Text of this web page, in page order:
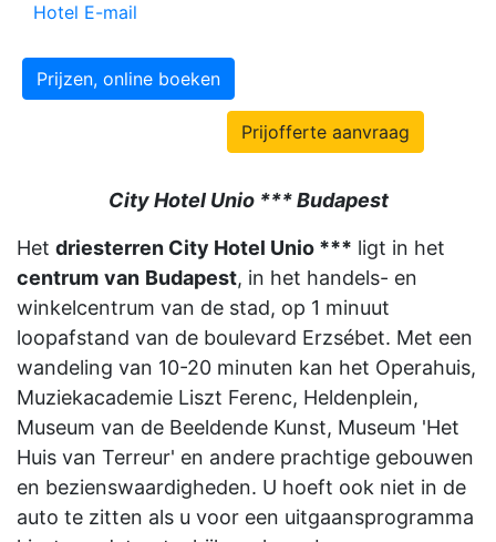
Hotel E-mail
Prijzen, online boeken
Prijofferte aanvraag
City Hotel Unio *** Budapest
Het driesterren City Hotel Unio *** ligt in het
centrum van Budapest, in het handels- en
winkelcentrum van de stad, op 1 minuut
loopafstand van de boulevard Erzsébet. Met een
wandeling van 10-20 minuten kan het Operahuis,
Muziekacademie Liszt Ferenc, Heldenplein,
Museum van de Beeldende Kunst, Museum 'Het
Huis van Terreur' en andere prachtige gebouwen
en bezienswaardigheden. U hoeft ook niet in de
auto te zitten als u voor een uitgaansprogramma